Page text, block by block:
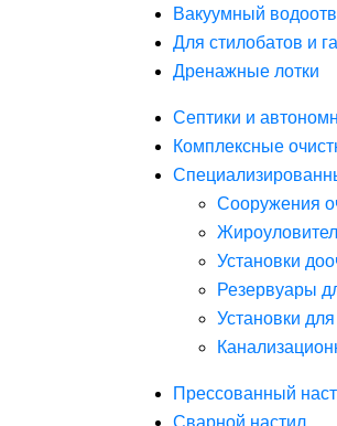
Вакуумный
Для стилобатов и
Дренажные лотки
Септики и
Комплексные
Сооружения
Установки
Резервуары
Установки
Прессованный
Сварной настил